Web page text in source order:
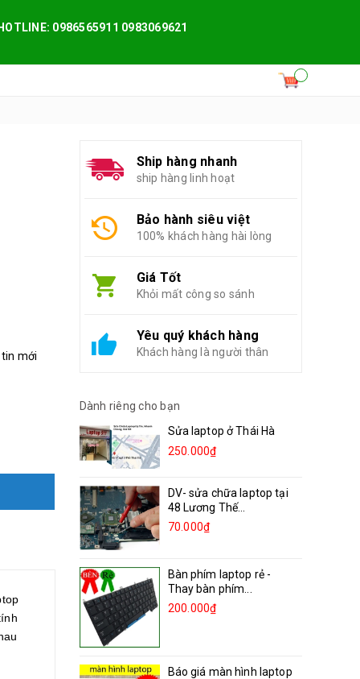
HOTLINE: 0986565911 0983069621
mới
Ship hàng nhanh
ship hàng linh hoạt
Bảo hành siêu việt
100% khách hàng hài lòng
Giá Tốt
Khỏi mất công so sánh
Yêu quý khách hàng
Khách hàng là người thân
Dành riêng cho bạn
Sửa laptop ở Thái Hà
250.000₫
DV- sửa chữa laptop tại
48 Lương Thế...
70.000₫
Bàn phím laptop rẻ -
Thay bàn phím...
200.000₫
Báo giá màn hình laptop